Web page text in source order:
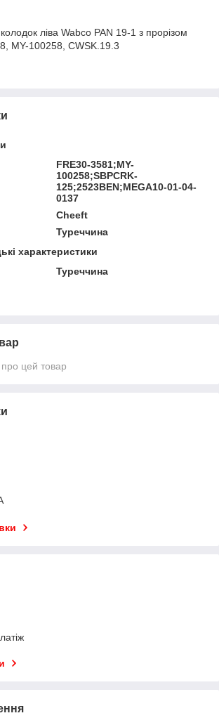
ліва Wabco PAN 19-1 з прорізом
MY-100258, CWSK.19.3
FRE30-3581;MY-
100258;SBPCRK-
125;2523BEN;MEGA10-01-04-
0137
Cheeft
Туреччина
характеристики
Туреччина
про цей товар